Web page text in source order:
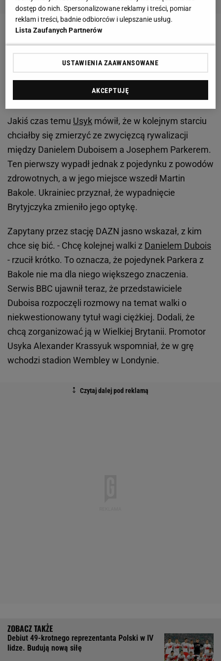
Zobacz wideo"Jeśli to był romans, to się nie udał".
Dlaczego Pudzianowski nie zawalczy w Fame?
To będzie kolejny rywal Ołeksandra Usyka.
Jakiś czas temu Usyk mówił, że w kolejnym starciu
chciałby się zmierzyć ze zwycięzcą rywalizacji
między Danielem Duboisem a Josephem Parkerem.
Ten pierwszy wypadł jednak z pojedynku z powodów
zdrowotnych, a w jego miejsce wszedł Martin
Bakole. Ukrainiec przyznał, że wypadnięcie
Brytyjczyka zmieniło jego optykę.
Zapytany przez stację DAZN jasno wskazał, z kim
chce się bić. - Chcę kolejnej walki z Danielem Dubois
- rzucił krótko. To oznacza, że pojedynek Parkera z
Bakole nie ma dla niego większego znaczenia.
Serwis BBC ujawnił teraz, że przedstawiciele
Duboisa rozpoczęli rozmowy na temat walki o
niekwestionowany tytuł wagi ciężkiej. Dodali, że
chcą zorganizować ją w Wielkiej Brytanii. Promotor
Usyka Alexander Krassyuk wspomniał, że w grę
wchodzi stadion Wembley w Londynie.
Debiut 49-krotnego reprezentanta Polski w IV
lidze. Budują nową siłę
dostęp do nich. Spersonalizowane reklamy i treści, pomiar
reklam i treści, badnie odbiorców i ulepszanie usług.
Lista Zaufanych Partnerów
USTAWIENIA ZAAWANSOWANE
AKCEPTUJĘ